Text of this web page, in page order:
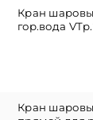
Кран
гор.вода
Кран